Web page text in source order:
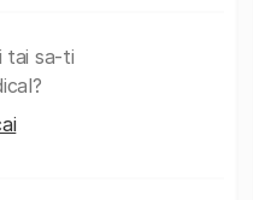
tai sa-ti